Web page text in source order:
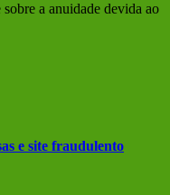
a anuidade devida ao
e site fraudulento